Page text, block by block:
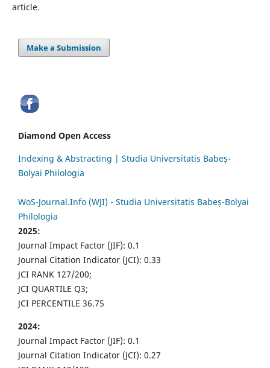
article.
Make a Submission
Diamond Open Access
Indexing & Abstracting | Studia Universitatis Babeș-
Bolyai Philologia
WoS-Journal.Info (WJI) - Studia Universitatis Babeș-Bolyai
Philologia
2025:
Journal Impact Factor (JIF): 0.1
Journal Citation Indicator (JCI): 0.33
JCI RANK 127/200;
JCI QUARTILE Q3;
JCI PERCENTILE 36.75
2024:
Journal Impact Factor (JIF): 0.1
Journal Citation Indicator (JCI): 0.27